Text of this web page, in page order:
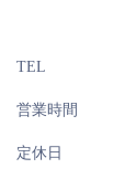
TEL
営業時間
定休日